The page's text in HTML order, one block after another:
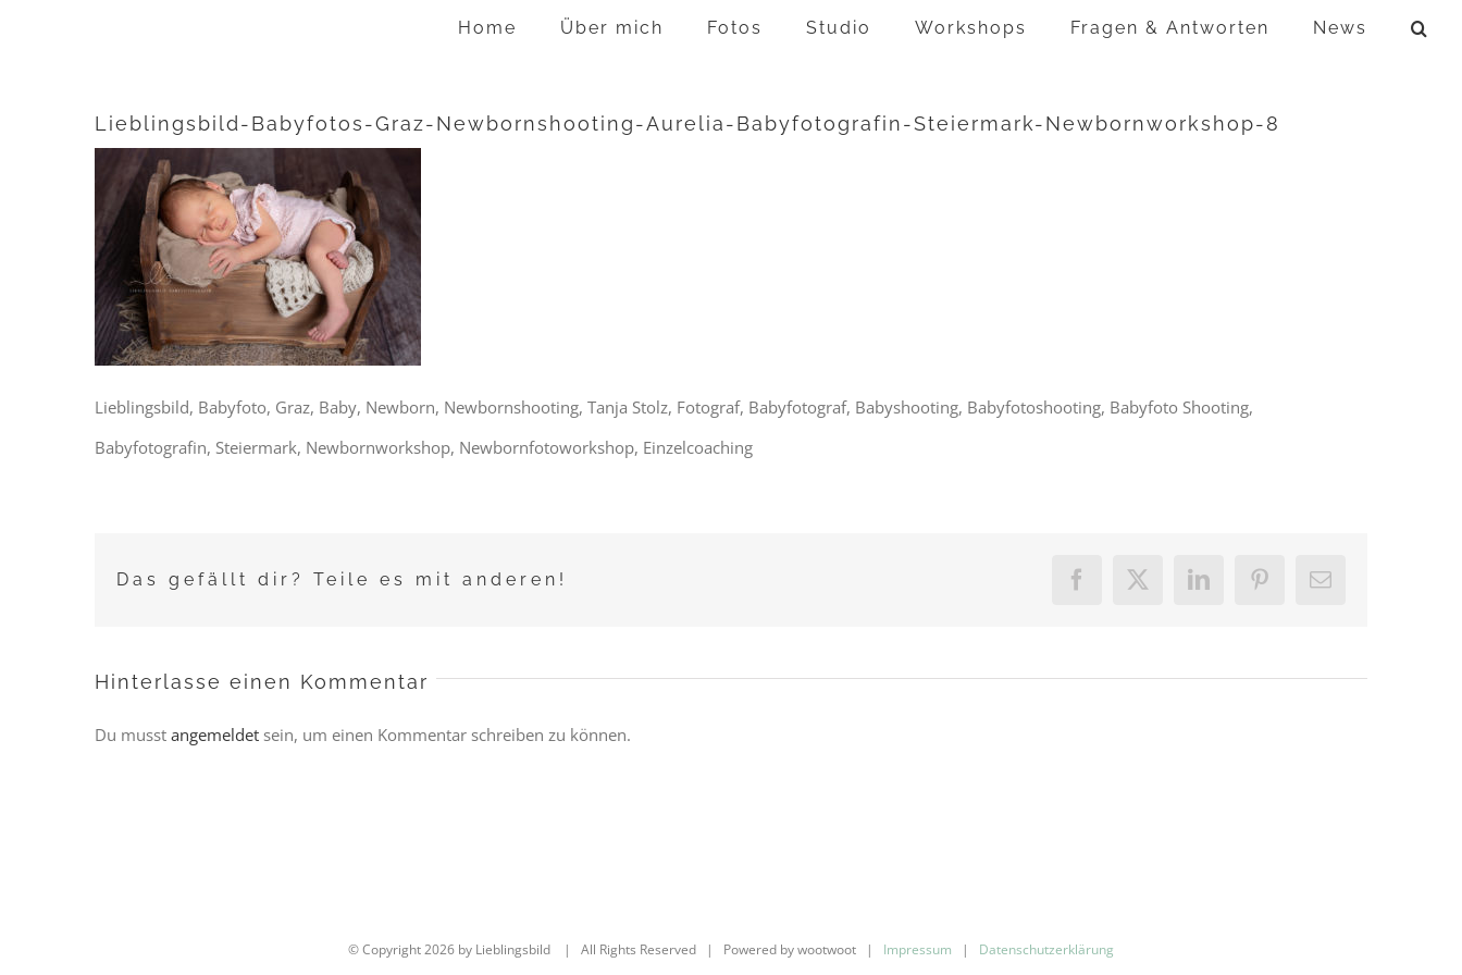
Home Über mich Fotos Studio Workshops Fragen & Antworten News
Lieblingsbild-Babyfotos-Graz-Newbornshooting-Aurelia-Babyfotografin-Steiermark-Newbornworkshop-8
Lieblingsbild, Babyfoto, Graz, Baby, Newborn, Newbornshooting, Tanja Stolz, Fotograf, Babyfotograf, Babyshooting, Babyfotoshooting, Babyfoto Shooting,
Babyfotografin, Steiermark, Newbornworkshop, Newbornfotoworkshop, Einzelcoaching
Das gefällt dir? Teile es mit anderen! Facebook
X LinkedInPinterest
E-
Hinterlasse einen Kommentar
Du musst angemeldet sein, um einen Kommentar schreiben zu können.
© Copyright2026 by Lieblingsbild | All Rights Reserved | Powered by wootwoot | Impressum | Datenschutzerklärung